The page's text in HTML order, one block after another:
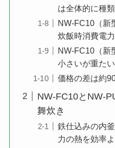
は全体的に種
NW-FC10（新
炊飯時消費電
NW-FC10（新
小さいが重たい
価格の差は約
NW-FC10とNW-
舞炊き
鉄仕込みの内
力の熱を効率